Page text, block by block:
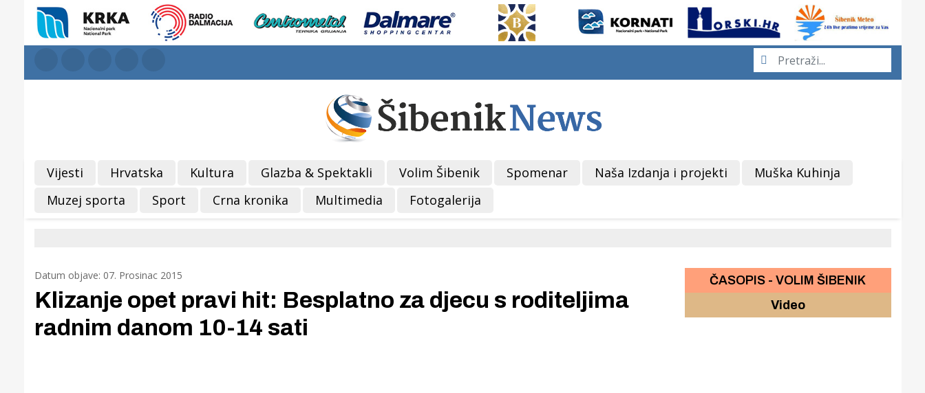
Vijesti Hrvatska Kultura Glazba & Spektakli Volim Šibenik Spomenar Naša Izdanja i projekti
Muška Kuhinja
Muzej sporta
Sport Crna kronika Multimedia Fotogalerija
Datum objave: 07. Prosinac 2015
Klizanje opet pravi hit: Besplatno za djecu s roditeljima
radnim danom 10-14 sati
ČASOPIS - VOLIM ŠIBENIK
Video